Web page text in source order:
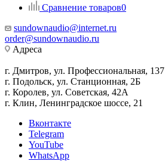
Сравнение товаров0
sundownaudio@internet.ru
order@sundownaudio.ru
Адреса
г. Дмитров, ул. Профессиональная, 137
г. Подольск, ул. Станционная, 2Б
г. Королев, ул. Советская, 42А
г. Клин, Ленинградское шоссе, 21
Вконтакте
Telegram
YouTube
WhatsApp